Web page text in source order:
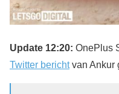
Update 12:20: OnePlus
Twitter berichtvan Ankur